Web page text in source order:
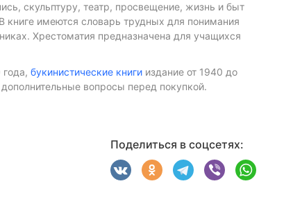
скульптуру, театр, просвещение, жизнь и быт
книге имеются словарь трудных для понимания
Хрестоматия предназначена для учащихся
букинистические книгииздание от 1940 до
вопросы перед покупкой.
Поделиться в соцсетях: